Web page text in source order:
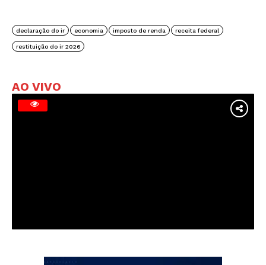
AO VIVO
declaração do ir economia imposto de renda receita federal
restituição do ir 2026